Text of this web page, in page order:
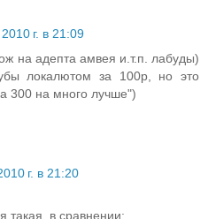
г. в 21:09
на адепта амвея и.т.п. лабуды)
локалютом за 100р, но это
300 на много лучше")
г. в 21:20
такая, в сравнении: